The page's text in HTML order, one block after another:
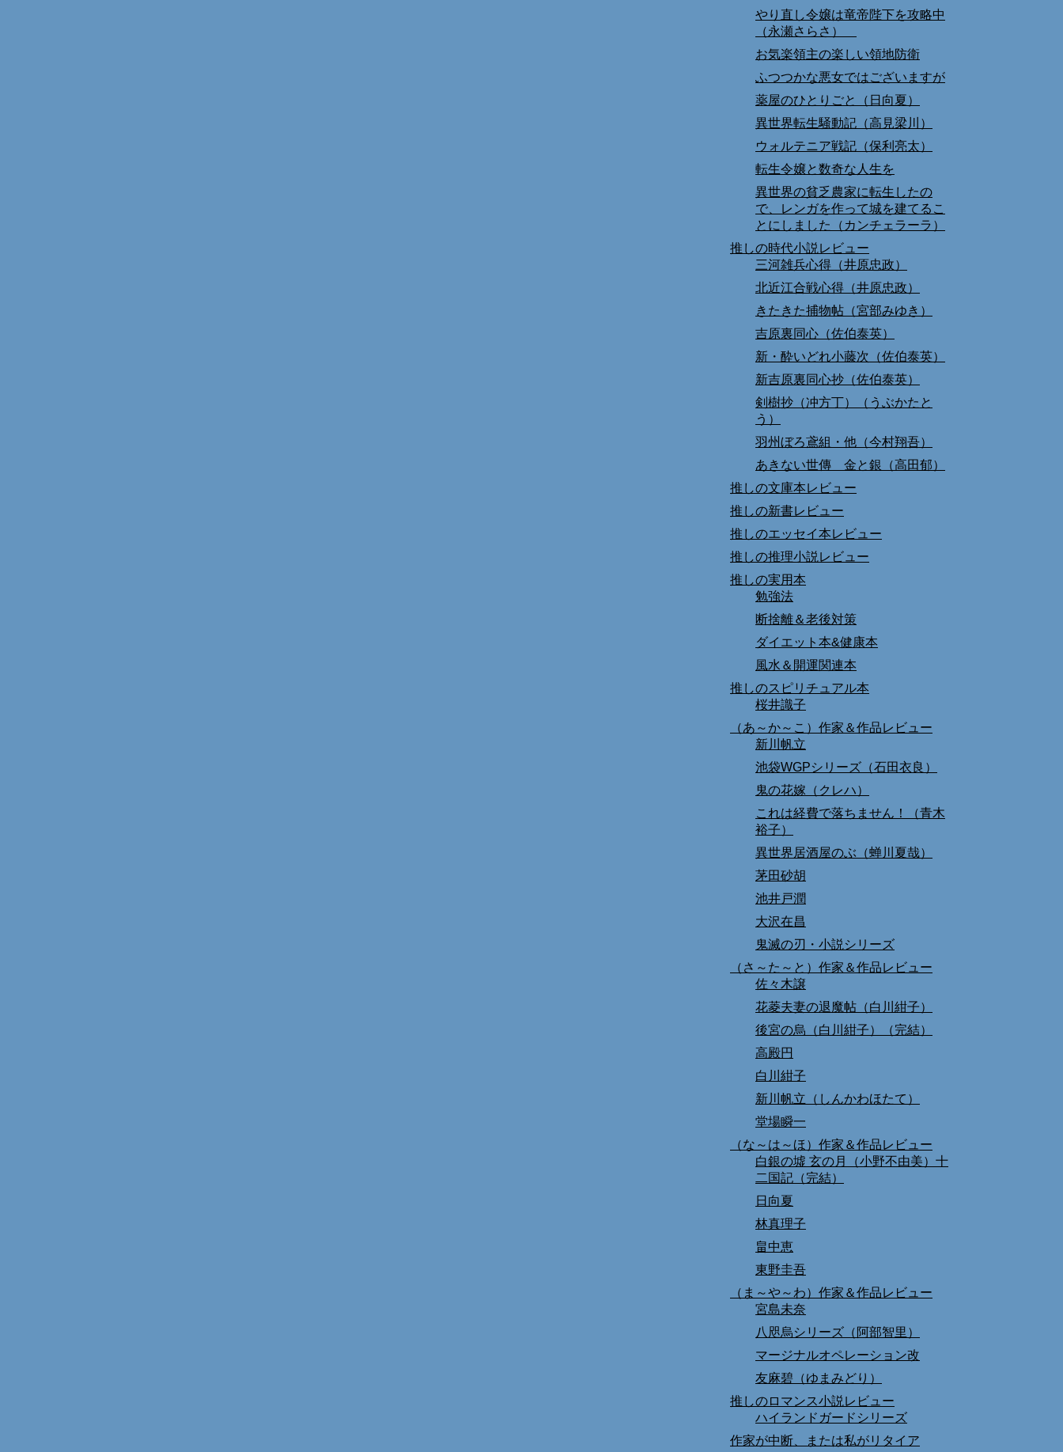
やり直し令嬢は竜帝陛下を攻略中
（永瀬さらさ）
お気楽領主の楽しい領地防衛
ふつつかな悪女ではございますが
薬屋のひとりごと（日向夏）
異世界転生騒動記（高見梁川）
ウォルテニア戦記（保利亮太）
転生令嬢と数奇な人生を
異世界の貧乏農家に転生したの
で、レンガを作って城を建てるこ
とにしました（カンチェラーラ）
推しの時代小説レビュー
三河雑兵心得（井原忠政）
北近江合戦心得（井原忠政）
きたきた捕物帖（宮部みゆき）
吉原裏同心（佐伯泰英）
新・酔いどれ小藤次（佐伯泰英）
新吉原裏同心抄（佐伯泰英）
剣樹抄（冲方丁）（うぶかたと
う）
羽州ぼろ鳶組・他（今村翔吾）
あきない世傳 金と銀（高田郁）
推しの文庫本レビュー
推しの新書レビュー
推しのエッセイ本レビュー
推しの推理小説レビュー
推しの実用本
勉強法
断捨離＆老後対策
ダイエット本&健康本
風水＆開運関連本
推しのスピリチュアル本
桜井識子
（あ～か～こ）作家＆作品レビュー
新川帆立
池袋WGPシリーズ（石田衣良）
鬼の花嫁（クレハ）
これは経費で落ちません！（青木
裕子）
異世界居酒屋のぶ（蝉川夏哉）
茅田砂胡
池井戸潤
大沢在昌
鬼滅の刃・小説シリーズ
（さ～た～と）作家＆作品レビュー
佐々木譲
花菱夫妻の退魔帖（白川紺子）
後宮の烏（白川紺子）（完結）
高殿円
白川紺子
新川帆立（しんかわほたて）
堂場瞬一
（な～は～ほ）作家＆作品レビュー
白銀の墟 玄の月（小野不由美）十
二国記（完結）
日向夏
林真理子
畠中恵
東野圭吾
（ま～や～わ）作家＆作品レビュー
宮島未奈
八咫烏シリーズ（阿部智里）
マージナルオペレーション改
友麻碧（ゆまみどり）
推しのロマンス小説レビュー
ハイランドガードシリーズ
作家が中断、または私がリタイア